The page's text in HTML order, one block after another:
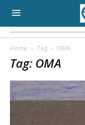
Home Tag OMA
Tag: OMA